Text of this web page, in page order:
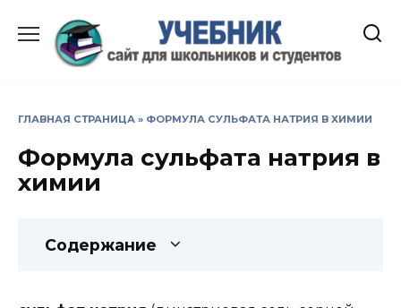
содержанию
ГЛАВНАЯ СТРАНИЦА » ФОРМУЛА СУЛЬФАТА НАТРИЯ В ХИМИИ
Формула сульфата натрия в
химии
Содержание